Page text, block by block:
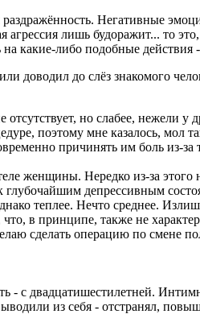
Негативные
агрессия лишь будоражит...
какие-либо подобные действия -
доводил до слёз знакомого
но слабее, нежели у
поэтому мне казалось, мол
причинять им боль из-
женщины. Нередко из-за
депрессивным
теплее. Нечто среднее.
в принципе, также не
сделать операцию по смене
- с двадцатишестилетней.
из себя - отстранял,